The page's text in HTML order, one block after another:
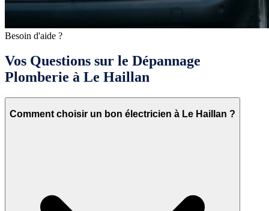
Besoin d'aide ?
Vos Questions sur le Dépannage
Plomberie à Le Haillan
Comment choisir un bon électricien à Le Haillan ?